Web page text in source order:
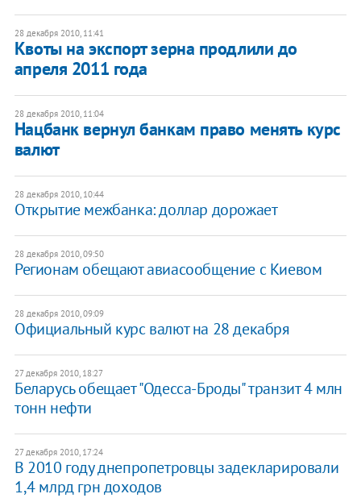
28 декабря 2010, 11:41
Квоты на экспорт зерна продлили до
апреля 2011 года
28 декабря 2010, 11:04
Нацбанк вернул банкам право менять курс
валют
28 декабря 2010, 10:44
Открытие межбанка: доллар дорожает
28 декабря 2010, 09:50
Регионам обещают авиасообщение с Киевом
28 декабря 2010, 09:09
Официальный курс валют на 28 декабря
27 декабря 2010, 18:27
Беларусь обещает "Одесса-Броды" транзит 4 млн
тонн нефти
27 декабря 2010, 17:24
В 2010 году днепропетровцы задекларировали
1,4 млрд грн доходов